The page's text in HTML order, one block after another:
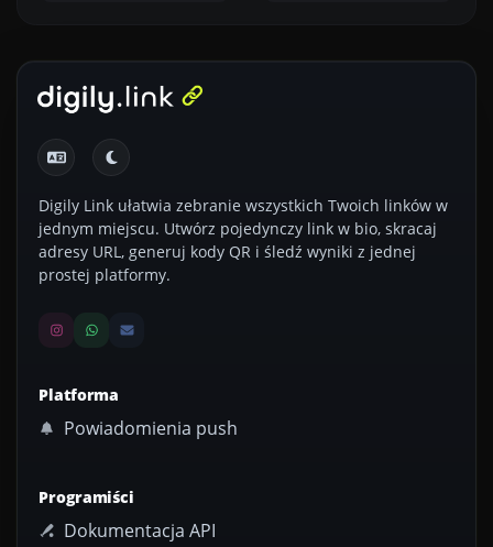
Digily Link ułatwia zebranie wszystkich Twoich linków w
jednym miejscu. Utwórz pojedynczy link w bio, skracaj
adresy URL, generuj kody QR i śledź wyniki z jednej
prostej platformy.
Platforma
Powiadomienia push
Programiści
Dokumentacja API